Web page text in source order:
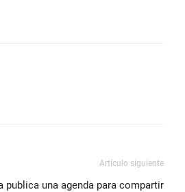
Artículo siguiente
publica una agenda para compartir